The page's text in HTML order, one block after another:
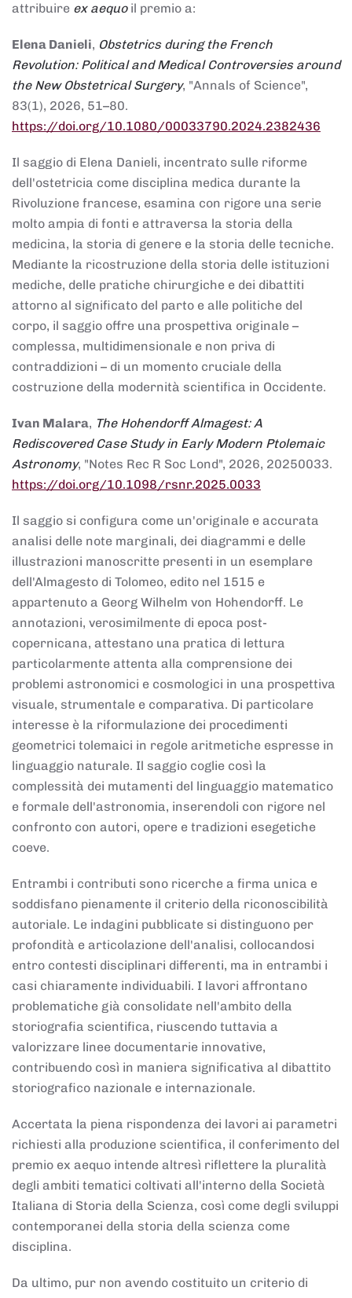
attribuire ex aequoil premio a:
Elena Danieli, Obstetrics during the French
Revolution: Political and Medical Controversies around
the New Obstetrical Surgery, "Annals of Science",
83(1), 2026, 51–80.
https://doi.org/10.1080/00033790.2024.2382436
Il saggio di Elena Danieli, incentrato sulle riforme
dell'ostetricia come disciplina medica durante la
Rivoluzione francese, esamina con rigore una serie
molto ampia di fonti e attraversa la storia della
medicina, la storia di genere e la storia delle tecniche.
Mediante la ricostruzione della storia delle istituzioni
mediche, delle pratiche chirurgiche e dei dibattiti
attorno al significato del parto e alle politiche del
corpo, il saggio offre una prospettiva originale –
complessa, multidimensionale e non priva di
contraddizioni – di un momento cruciale della
costruzione della modernità scientifica in Occidente.
Ivan Malara, The Hohendorff Almagest: A
Rediscovered Case Study in Early Modern Ptolemaic
Astronomy, "Notes Rec R Soc Lond", 2026, 20250033.
https://doi.org/10.1098/rsnr.2025.0033
Il saggio si configura come un'originale e accurata
analisi delle note marginali, dei diagrammi e delle
illustrazioni manoscritte presenti in un esemplare
dell'Almagesto di Tolomeo, edito nel 1515 e
appartenuto a Georg Wilhelm von Hohendorff. Le
annotazioni, verosimilmente di epoca post-
copernicana, attestano una pratica di lettura
particolarmente attenta alla comprensione dei
problemi astronomici e cosmologici in una prospettiva
visuale, strumentale e comparativa. Di particolare
interesse è la riformulazione dei procedimenti
geometrici tolemaici in regole aritmetiche espresse in
linguaggio naturale. Il saggio coglie così la
complessità dei mutamenti del linguaggio matematico
e formale dell'astronomia, inserendoli con rigore nel
confronto con autori, opere e tradizioni esegetiche
coeve.
Entrambi i contributi sono ricerche a firma unica e
soddisfano pienamente il criterio della riconoscibilità
autoriale. Le indagini pubblicate si distinguono per
profondità e articolazione dell'analisi, collocandosi
entro contesti disciplinari differenti, ma in entrambi i
casi chiaramente individuabili. I lavori affrontano
problematiche già consolidate nell'ambito della
storiografia scientifica, riuscendo tuttavia a
valorizzare linee documentarie innovative,
contribuendo così in maniera significativa al dibattito
storiografico nazionale e internazionale.
Accertata la piena rispondenza dei lavori ai parametri
richiesti alla produzione scientifica, il conferimento del
premio ex aequo intende altresì riflettere la pluralità
degli ambiti tematici coltivati all'interno della Società
Italiana di Storia della Scienza, così come degli sviluppi
contemporanei della storia della scienza come
disciplina.
Da ultimo, pur non avendo costituito un criterio di